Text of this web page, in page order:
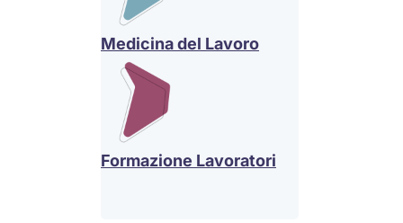
Medicina del Lavoro
Formazione Lavoratori